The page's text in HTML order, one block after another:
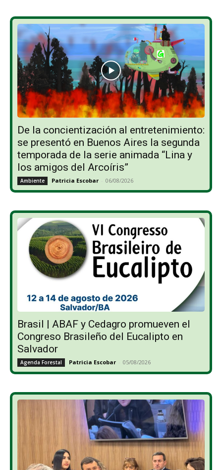
De la concientización al entretenimiento:
se presentó en Buenos Aires la segunda
temporada de la serie animada “Lina y
los amigos del Arcoíris”
Ambiente Patricia Escobar - 06/08/2026
Brasil | ABAF y Cedagro promueven el
Congreso Brasileño del Eucalipto en
Salvador
Agenda Forestal Patricia Escobar - 05/08/2026